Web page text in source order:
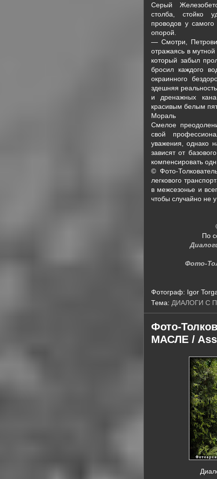
Серый
столба, стойко
проводов у
опорой.
— Смотри,
отражаясь в
который забыл
бросил каждого
окраинного
здешняя
и дренажных
красивым белым
Мораль
Смелое
свой
уважения, однако
зависят от
компенсировать
© Фото-
легкового
в межсезонье и
чтобы случайно не
По
Фото-
Фотограф: Igor
Тема: ДИАЛОГИ С
Фото-
МАСЛЕ /